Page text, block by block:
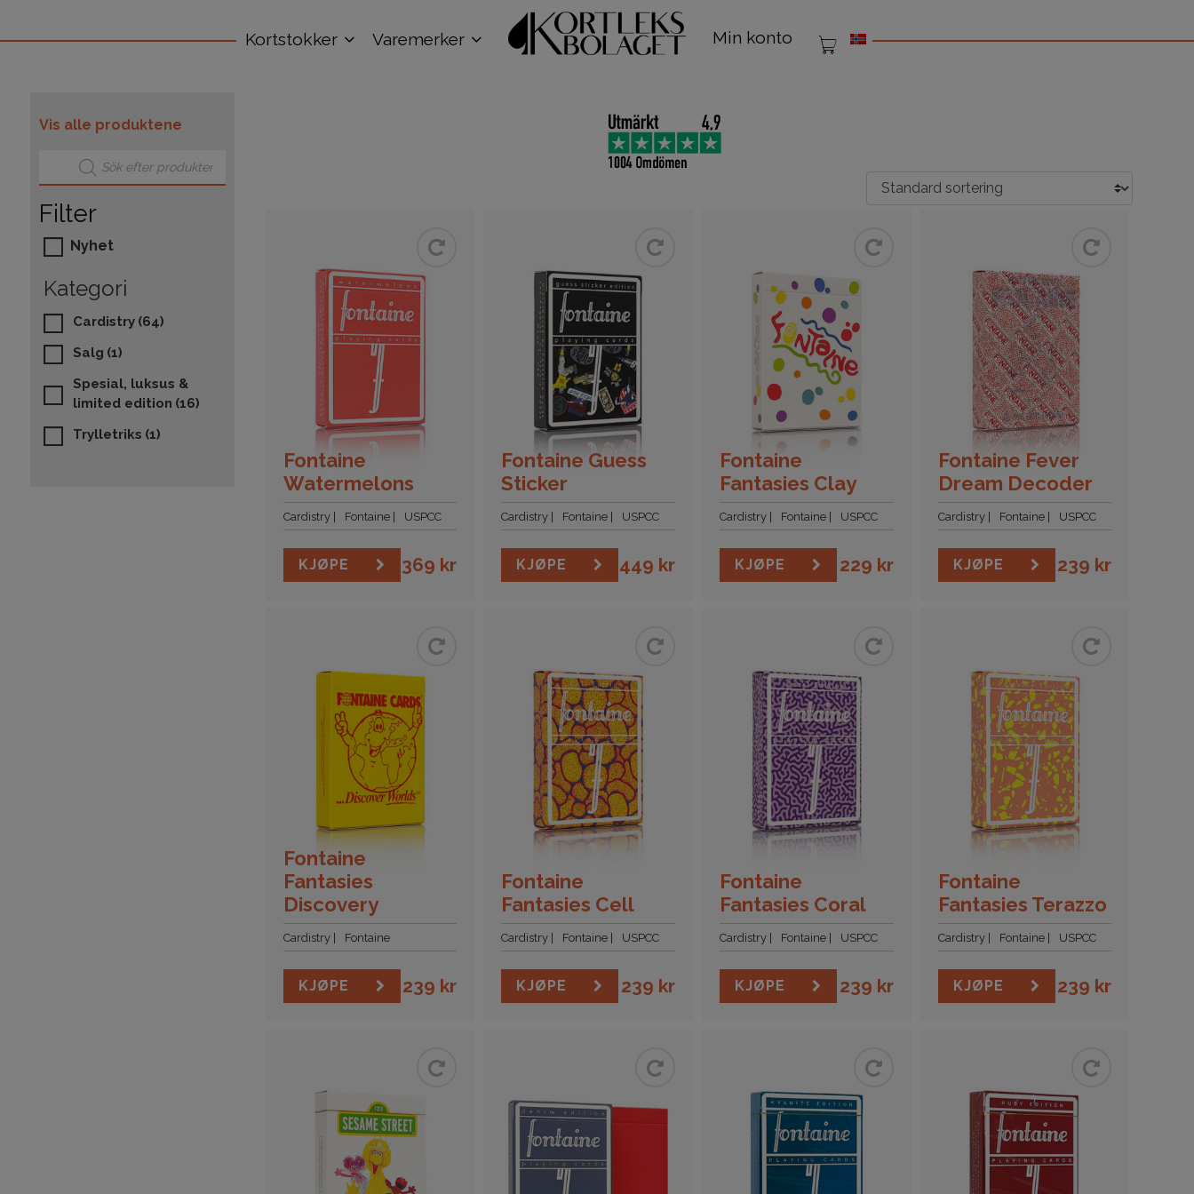
Kortstokker Varemerker Min konto
Vis alle produktene
Products search
Filter
Nyhet
Kategori
Cardistry (64)
Salg (1)
Spesial, luksus &
limited edition (16)
Trylletriks (1)
Fontaine
Watermelons
Cardistry Fontaine USPCC
KJØPE 369 kr
Fontaine Guess
Sticker
Cardistry Fontaine USPCC
KJØPE 449 kr
Fontaine
Fantasies Clay
Cardistry Fontaine USPCC
KJØPE 229 kr
Fontaine Fever
Dream Decoder
Cardistry Fontaine USPCC
KJØPE 239 kr
Fontaine
Fantasies
Discovery
Cardistry Fontaine
KJØPE 239 kr
Fontaine
Fantasies Cell
Cardistry Fontaine USPCC
KJØPE 239 kr
Fontaine
Fantasies Coral
Cardistry Fontaine USPCC
KJØPE 239 kr
Fontaine
Fantasies Terazzo
Cardistry Fontaine USPCC
KJØPE 239 kr